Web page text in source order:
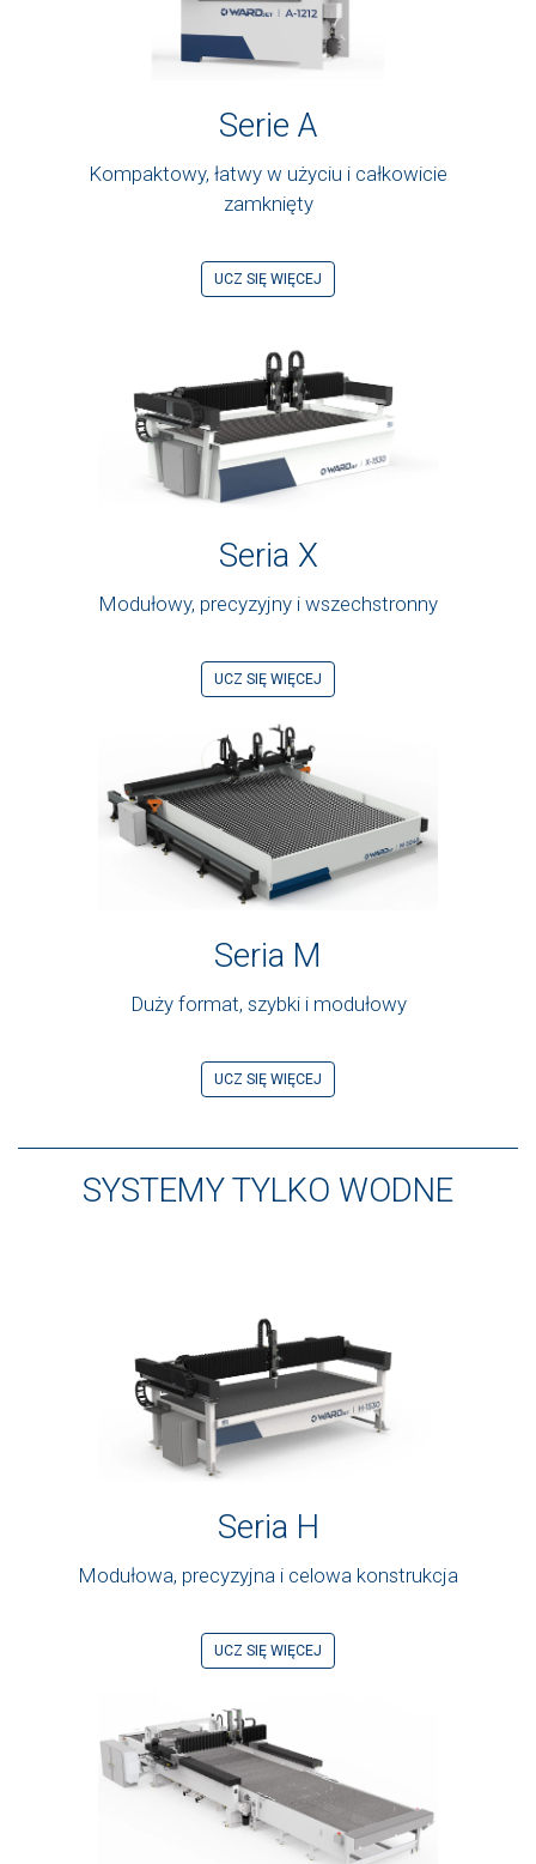
Serie A
Kompaktowy, łatwy w użyciu i całkowicie
zamknięty
UCZ SIĘ WIĘCEJ
Seria X
Modułowy, precyzyjny i wszechstronny
UCZ SIĘ WIĘCEJ
Seria M
Duży format, szybki i modułowy
UCZ SIĘ WIĘCEJ
SYSTEMY TYLKO WODNE
Seria H
Modułowa, precyzyjna i celowa konstrukcja
UCZ SIĘ WIĘCEJ